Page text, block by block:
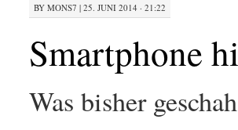
BY MONS7 |25. JUNI 2014 · 21:22
Smartphone
Was bisher geschah